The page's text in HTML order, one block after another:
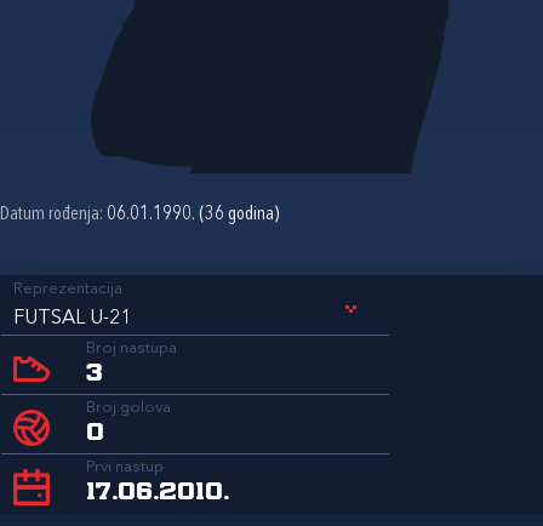
Datum rođenja: 06.01.1990. (36 godina)
Reprezentacija
FUTSAL U-21
Broj nastupa
3
Broj golova
0
Prvi nastup
17.06.2010.